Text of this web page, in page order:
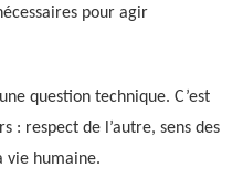
pour agir
question technique. C’est
: respect de l’autre, sens des
vie humaine.